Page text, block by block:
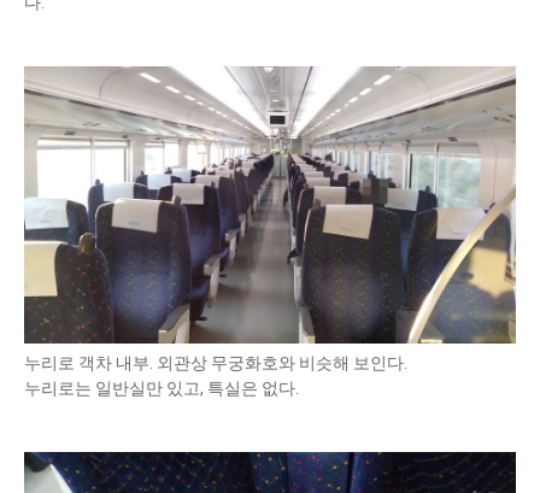
누리로 객차 내부. 외관상 무궁화호와 비슷해 보인다.
누리로는 일반실만 있고, 특실은 없다.